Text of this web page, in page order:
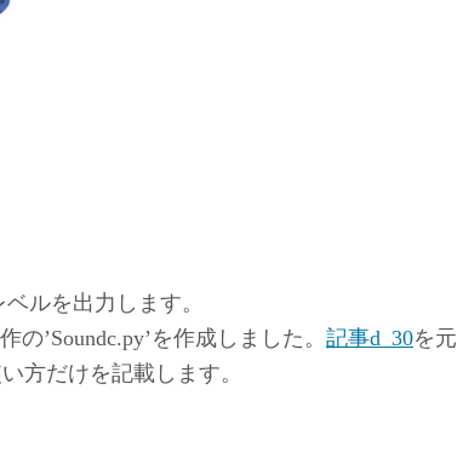
ルを出力します。
’Soundc.py’を作成しました。 記事d_30を元
方だけを記載します。